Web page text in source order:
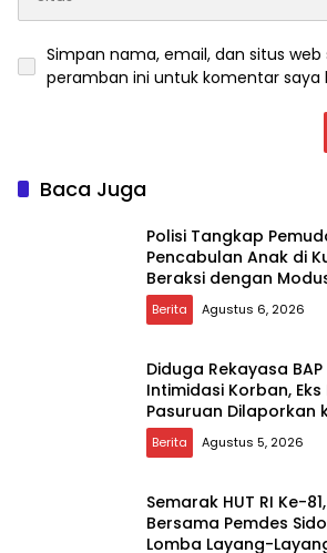
Simpan nama, email, dan situs web
peramban ini untuk komentar saya
Baca Juga
Polisi Tangkap
Pencabulan Anak di
Beraksi dengan
Teman Korban
Berita Agustus 6, 2026
Diduga Rekayasa
Intimidasi Korban,
Pasuruan Dilaporkan
Jatim
Berita Agustus 5, 2026
Semarak HUT RI Ke-
Bersama Pemdes
Lomba Layang-